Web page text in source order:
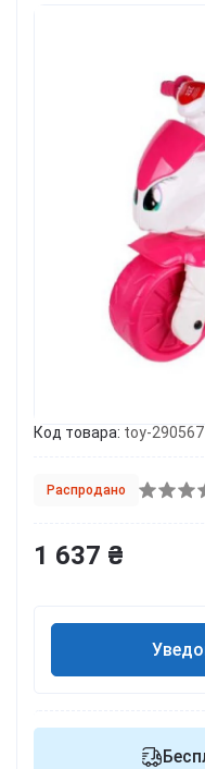
Код товара: toy-290567
Распродано
1 637 ₴